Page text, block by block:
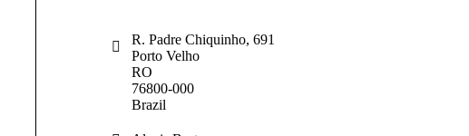
R. Padre Chiquinho, 691
Porto Velho
RO
76800-000
Brazil